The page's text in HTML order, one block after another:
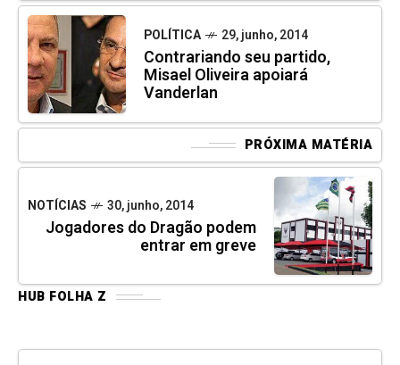
POLÍTICA 29, junho, 2014
Contrariando seu partido,
Misael Oliveira apoiará
Vanderlan
PRÓXIMA MATÉRIA
NOTÍCIAS 30, junho, 2014
Jogadores do Dragão podem
entrar em greve
HUB FOLHA Z